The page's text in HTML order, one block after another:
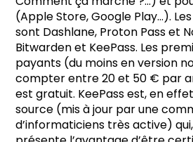
(Apple Store, Google Play…).
sont Dashlane, Proton Pass et
Bitwarden et KeePass. Les
payants (du moins en version
compter entre 20 et 50 € par
est gratuit. KeePass est, en
source (mis à jour par une
d’informaticiens très active)